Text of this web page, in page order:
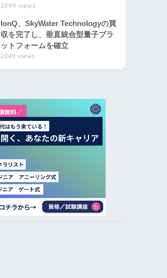
2099 views
IonQ、SkyWater Technologyの買
収を完了し、垂直統合型量子プラ
ットフォームを確立
2049 views